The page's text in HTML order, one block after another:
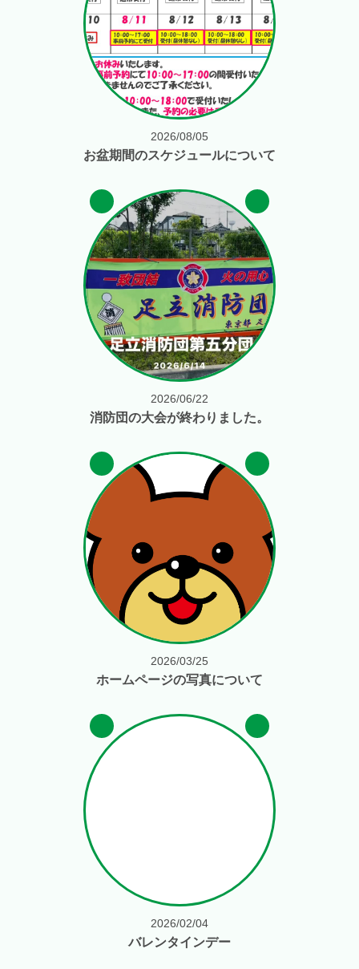
2026/08/05
お盆期間のスケジュールについて
2026/06/22
消防団の大会が終わりました。
2026/03/25
ホームページの写真について
2026/02/04
バレンタインデー